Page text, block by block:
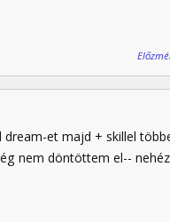
et majd + skillel
nem döntöttem el--